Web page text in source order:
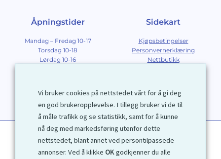
Åpningstider
Mandag – Fredag 10-17
Torsdag 10-18
Lørdag 10-16
Sidekart
Kjøpsbetingelser
Personvernerklæring
Nettbutikk
Kontakt
Vi bruker cookies på nettstedet vårt for å gi deg
en god brukeropplevelse. I tillegg bruker vi de til
å måle trafikk og se statistikk, samt for å kunne
nå deg med markedsføring utenfor dette
nettstedet, blant annet ved persontilpassede
annonser. Ved å klikke OKgodkjenner du alle